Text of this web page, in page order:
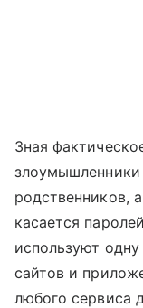
Зная
родственников,
касается
используют
сайтов и
любого сервиса